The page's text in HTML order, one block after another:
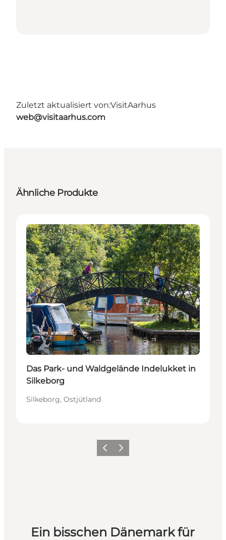
Zuletzt aktualisiert von:VisitAarhus
web@visitaarhus.com
Ähnliche Produkte
Attraktionen
Das Park- und Waldgelände Indelukket in
Silkeborg
Silkeborg, Ostjütland
ZurückWeiter
Ein bisschen Dänemark für